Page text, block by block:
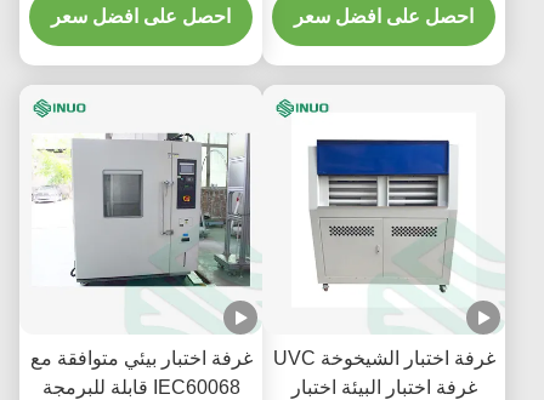
احصل على افضل سعر
احصل على افضل سعر
غرفة اختبار الشيخوخة UVC
غرفة اختبار البيئة اختبار
غرفة اختبار بيئي متوافقة مع
IEC60068 قابلة للبرمجة